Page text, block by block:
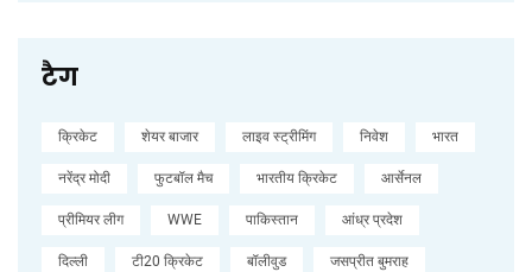
टैग
क्रिकेट शेयर बाजार लाइव स्ट्रीमिंग निवेश भारत
नरेंद्र मोदी फुटबॉल मैच भारतीय क्रिकेट आर्सेनल
प्रीमियर लीग WWE पाकिस्तान आंध्र प्रदेश
दिल्ली टी20 क्रिकेट बॉलीवुड जसप्रीत बुमराह